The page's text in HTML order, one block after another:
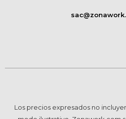
Los precios expresados no